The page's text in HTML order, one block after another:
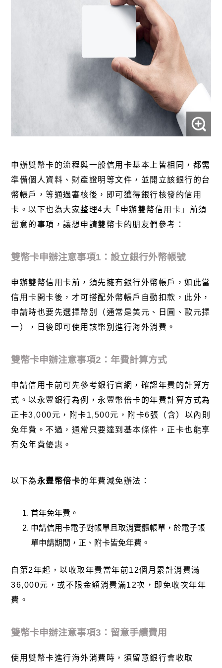
申辦雙幣卡的流程與一般信用卡基本上皆相同，都需
準備個人資料、財產證明等文件，並開立該銀行的台
幣帳戶，等通過審核後，即可獲得銀行核發的信用
卡。以下也為大家整理4大「申辦雙幣信用卡」前須
留意的事項，讓想申請雙幣卡的朋友們參考：
雙幣卡申辦注意事項1 ：設立銀行外幣帳號
申辦雙幣信用卡前，須先擁有銀行外幣帳戶，如此當
信用卡開卡後，才可搭配外幣帳戶自動扣款，此外，
申請時也要先選擇幣別（通常是美元、日圓、歐元擇
一），日後即可使用該幣別進行海外消費。
雙幣卡申辦注意事項2 ：年費計算方式
申請信用卡前可先參考銀行官網，確認年費的計算方
式。以永豐銀行為例，永豐幣倍卡的年費計算方式為
正卡3,000元，附卡1,500元，附卡6張（含）以內則
免年費。不過，通常只要達到基本條件，正卡也能享
有免年費優惠。
以下為永豐幣倍卡的年費減免辦法：
首年免年費。
申請信用卡電子對帳單且取消實體帳單，於電子帳
單申請期間，正、附卡皆免年費。
自第2年起，以收取年費當年前12個月累計消費滿
36,000元，或不限金額消費滿12次，即免收次年年
費。
雙幣卡申辦注意事項3 ：留意手續費用
使用雙幣卡進行海外消費時，須留意銀行會收取